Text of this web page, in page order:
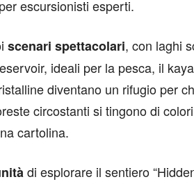
escursionisti esperti.
scenari spettacolari, con laghi
ideali per la pesca, il
diventano un rifugio per
circostanti si tingono di
cartolina.
di esplorare il sentiero